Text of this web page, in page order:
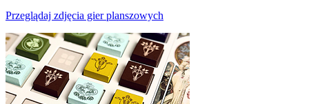
Przeglądaj zdjęcia gier planszowych